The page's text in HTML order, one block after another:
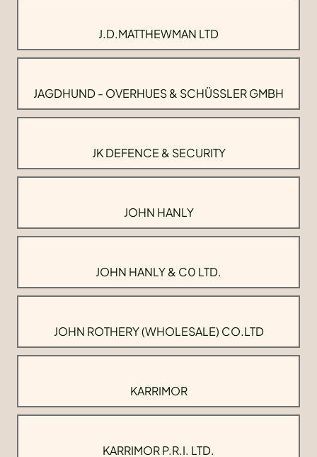
J.D.MATTHEWMAN LTD
JAGDHUND - OVERHUES & SCHÜSSLER GMBH
JK DEFENCE & SECURITY
JOHN HANLY
JOHN HANLY & C0 LTD.
JOHN ROTHERY (WHOLESALE) CO.LTD
KARRIMOR
KARRIMOR P.R.I. LTD.